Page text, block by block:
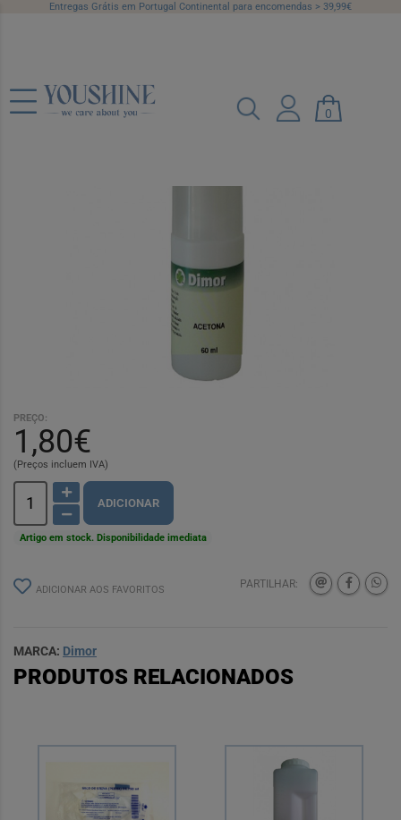
Entregas Grátis em Portugal Continental para encomendas > 39,99€
0
Acetona Dimor 60ml
PREÇO:
1,80€
(Preços incluem IVA)
ADICIONAR
Artigo em stock. Disponibilidade imediata
ADICIONAR AOS FAVORITOS PARTILHAR:
MARCA: Dimor
PRODUTOS RELACIONADOS